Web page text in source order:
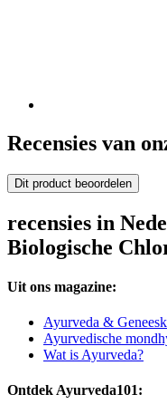
Recensies van
Dit product beoordelen
recensies in
Biologische
Uit ons magazine:
Ayurveda &
Ayurvedische
Wat is Ayurveda?
Ontdek Ayurveda101: